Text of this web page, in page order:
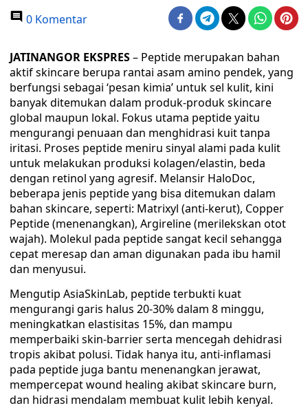
0 Komentar
JATINANGOR EKSPRES– Peptide merupakan bahan
aktif skincare berupa rantai asam amino pendek, yang
berfungsi sebagai ‘pesan kimia’ untuk sel kulit, kini
banyak ditemukan dalam produk-produk skincare
global maupun lokal. Fokus utama peptide yaitu
mengurangi penuaan dan menghidrasi kuit tanpa
iritasi. Proses peptide meniru sinyal alami pada kulit
untuk melakukan produksi kolagen/elastin, beda
dengan retinol yang agresif. Melansir HaloDoc,
beberapa jenis peptide yang bisa ditemukan dalam
bahan skincare, seperti: Matrixyl (anti-kerut), Copper
Peptide (menenangkan), Argireline (merilekskan otot
wajah). Molekul pada peptide sangat kecil sehangga
cepat meresap dan aman digunakan pada ibu hamil
dan menyusui.
Mengutip AsiaSkinLab, peptide terbukti kuat
mengurangi garis halus 20-30% dalam 8 minggu,
meningkatkan elastisitas 15%, dan mampu
memperbaiki skin-barrier serta mencegah dehidrasi
tropis akibat polusi. Tidak hanya itu, anti-inflamasi
pada peptide juga bantu menenangkan jerawat,
mempercepat wound healing akibat skincare burn,
dan hidrasi mendalam membuat kulit lebih kenyal.